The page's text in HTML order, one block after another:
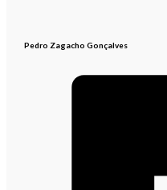
Pedro Zagacho Gonçalves